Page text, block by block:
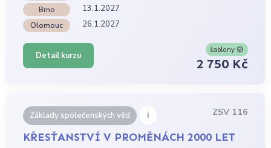
Brno 13.1.2027
Olomouc 26.1.2027
Detail kurzu
šablony
2 750 Kč
Základy společenských věd i ZSV 116
KŘESŤANSTVÍ V PROMĚNÁCH 2000 LET